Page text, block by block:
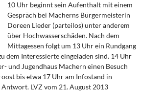
Stiftung
10 Uhr beginnt sein Aufenthalt mit einem
Gespräch bei Macherns Bürgermeisterin
Doreen Lieder (parteilos) unter anderem
über Hochwasserschäden. Nach dem
Mittagessen folgt um 13 Uhr ein Rundgang
dem Interessierte eingeladen sind. 14 Uhr
und Jugendhaus Machern einen Besuch
bis etwa 17 Uhr am Infostand in
Antwort. LVZ vom 21. August 2013